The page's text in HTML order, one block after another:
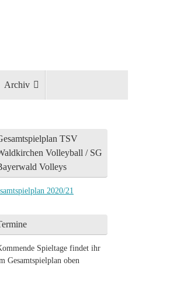
Archiv
TSV
Volleyball / SG
Volleys
2020/21
Spieltage findet ihr
Gesamtspielplan oben